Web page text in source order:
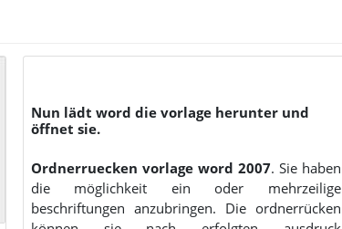
Nun lädt word die vorlage herunter und
öffnet sie.
Ordnerruecken vorlage word 2007. Sie haben
die möglichkeit ein oder mehrzeilige
beschriftungen anzubringen. Die ordnerrücken